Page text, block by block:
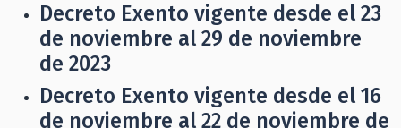
Decreto Exento vigente desde el 23
de noviembre al 29 de noviembre
de 2023
Decreto Exento vigente desde el 16
de noviembre al 22 de noviembre de